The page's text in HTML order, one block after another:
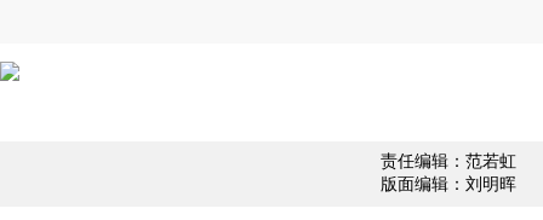
责任编辑：范若虹
版面编辑：刘明晖